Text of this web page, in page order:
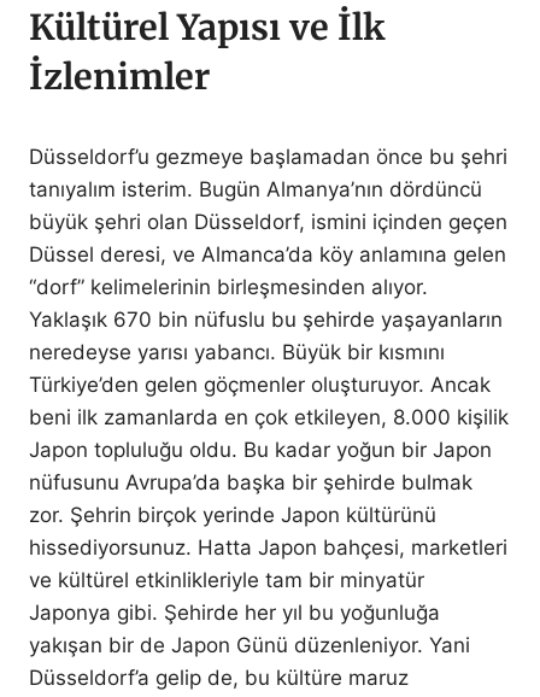
Kültürel Yapısı ve İlk
İzlenimler
Düsseldorf’u gezmeye başlamadan önce bu şehri
tanıyalım isterim. Bugün Almanya’nın dördüncü
büyük şehri olan Düsseldorf, ismini içinden geçen
Düssel deresi, ve Almanca’da köy anlamına gelen
“dorf” kelimelerinin birleşmesinden alıyor.
Yaklaşık 670 bin nüfuslu bu şehirde yaşayanların
neredeyse yarısı yabancı. Büyük bir kısmını
Türkiye’den gelen göçmenler oluşturuyor. Ancak
beni ilk zamanlarda en çok etkileyen, 8.000 kişilik
Japon topluluğu oldu. Bu kadar yoğun bir Japon
nüfusunu Avrupa’da başka bir şehirde bulmak
zor. Şehrin birçok yerinde Japon kültürünü
hissediyorsunuz. Hatta Japon bahçesi, marketleri
ve kültürel etkinlikleriyle tam bir minyatür
Japonya gibi. Şehirde her yıl bu yoğunluğa
yakışan bir de Japon Günü düzenleniyor. Yani
Düsseldorf’a gelip de, bu kültüre maruz